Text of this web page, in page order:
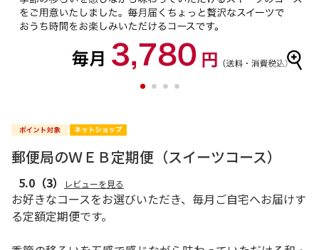
1 2 3 4
郵便局のＷＥＢ定期便（スイーツコース）
5.0 （3） レビューを見る
お好きなコースをお選びいただき、毎月ご自宅へお届けす
る定額定期便です。